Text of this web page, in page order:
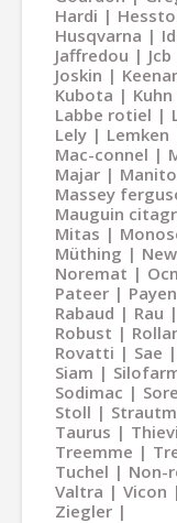
Hardi
Husqvarna
Jaffredou
Jcb
Joskin
Kubota
Kuhn
Labbe rotiel
Lely
Lemken
Mac-connel
Majar
Massey
Mauguin
Mitas
Müthing
Noremat
Pateer
Payen
Rabaud
Rau
Robust
Rovatti
Sae
Siam
Sodimac
Stoll
Taurus
Treemme
Tuchel
Non-
Valtra
Vicon
Ziegler